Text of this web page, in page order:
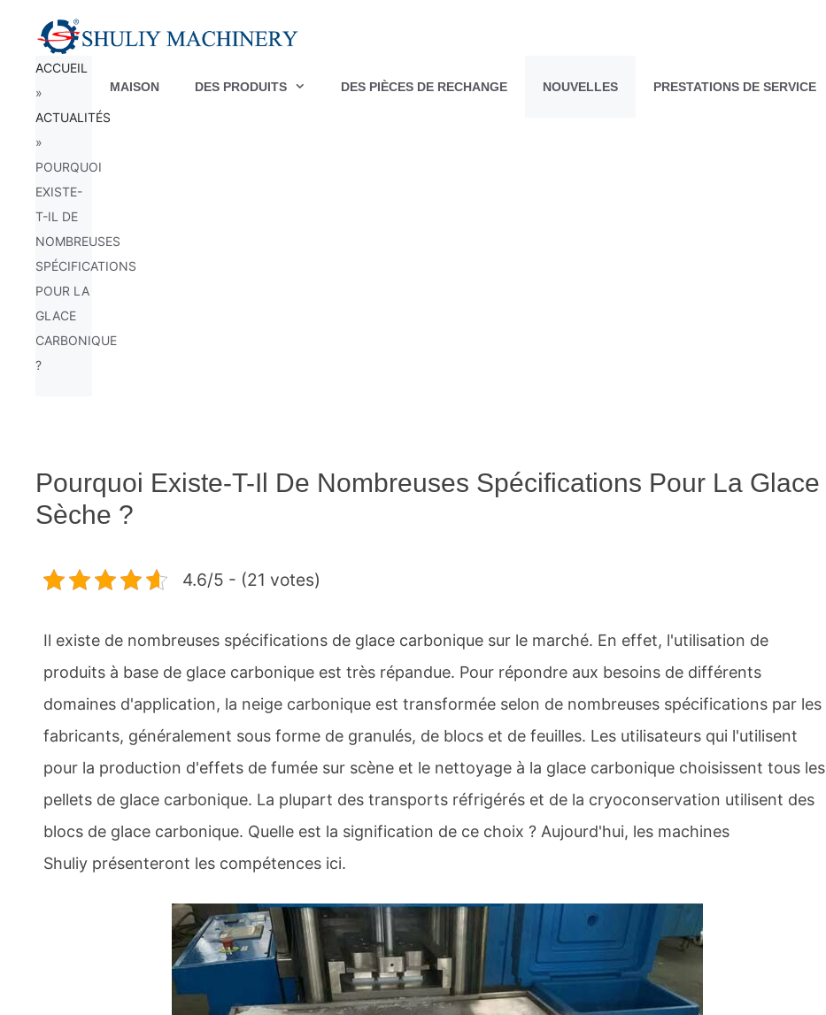
contenu
MAISON DES PRODUITS DES PIÈCES DE RECHANGE NOUVELLES PRESTATIONS DE SERVICE
ACCUEIL
»
ACTUALITÉS
»
POURQUOI
EXISTE-
T-IL DE
NOMBREUSES
SPÉCIFICATIONS
POUR LA
GLACE
CARBONIQUE
?
Pourquoi Existe-T-Il De Nombreuses Spécifications Pour La Glace
Sèche ?
4.6/5 - (21 votes)
Il existe de nombreuses spécifications de glace carbonique sur le marché. En effet, l'utilisation de
produits à base de glace carbonique est très répandue. Pour répondre aux besoins de différents
domaines d'application, la neige carbonique est transformée selon de nombreuses spécifications par les
fabricants, généralement sous forme de granulés, de blocs et de feuilles. Les utilisateurs qui l'utilisent
pour la production d'effets de fumée sur scène et le nettoyage à la glace carbonique choisissent tous les
pellets de glace carbonique. La plupart des transports réfrigérés et de la cryoconservation utilisent des
blocs de glace carbonique. Quelle est la signification de ce choix ? Aujourd'hui, les machines
Shuliy présenteront les compétences ici.